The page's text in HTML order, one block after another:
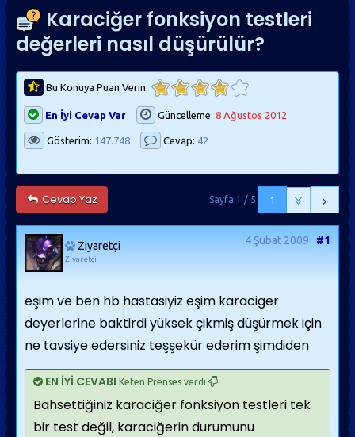
Karaciğer fonksiyon testleri
değerleri nasıl düşürülür?
Bu Konuya Puan Verin:
En İyi Cevap Var Güncelleme: 8 Ağustos 2012
Gösterim: 147.748 Cevap: 42
Cevap Yaz 1
Sayfa 1 / 5
Ziyaretçi
Ziyaretçi
4 Şubat 2009 #1
eşim ve ben hb hastasiyiz eşim karaciger
deyerlerine baktirdi yüksek çikmiş düşürmek için
ne tavsiye edersiniz teşşekür ederim şimdiden
EN İYİ CEVABI Keten Prenses verdi
Bahsettiğiniz karaciğer fonksiyon testleri tek
bir test değil, karaciğerin durumunu